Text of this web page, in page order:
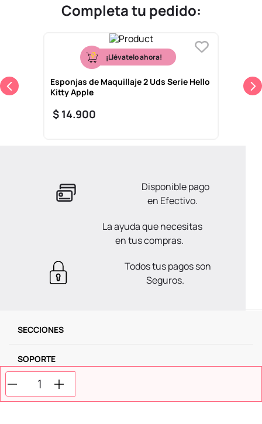
Completa tu pedido:
¡Llévatelo ahora!
Esponjas de Maquillaje 2 Uds Serie Hello
Kitty Apple
$ 14.900
Disponible pago
en Efectivo.
La ayuda que necesitas
en tus compras.
Todos tus pagos son
Seguros.
SECCIONES
SOPORTE
SERVICIOS